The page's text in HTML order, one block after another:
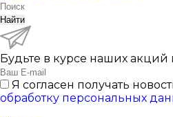
Найти
Будьте в курсе наших акций
Я согласен получать
обработку персональных